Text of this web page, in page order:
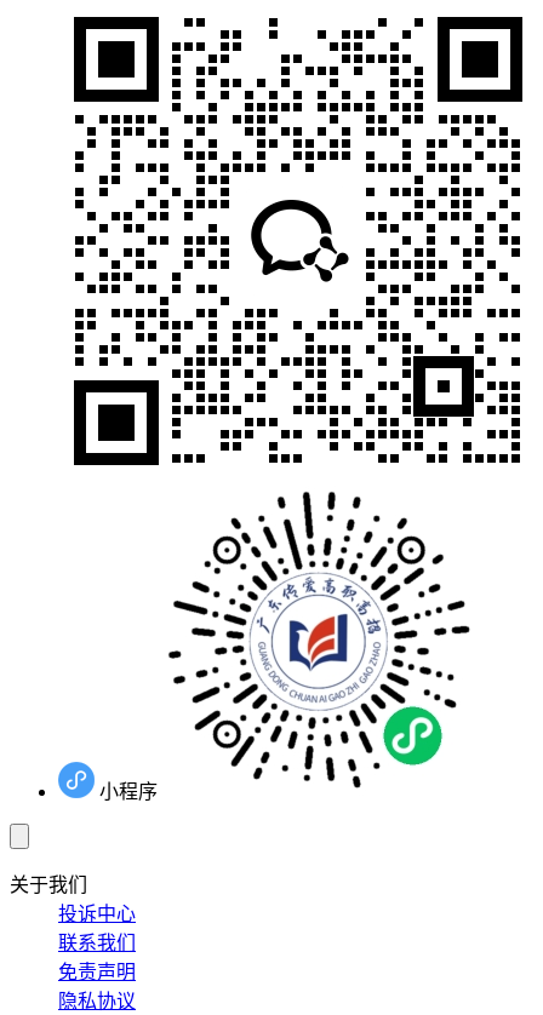
小程序
关于我们
投诉中心
联系我们
免责声明
隐私协议